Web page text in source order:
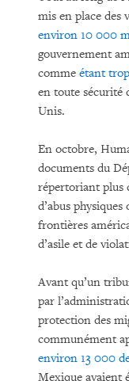
mis en place des
environ 10 000
gouvernement
comme étant
en toute sécurité
Unis.
En octobre,
documents du
répertoriant plus
d’abus
frontières
d’asile et de
Avant qu’un
par
protection des
communément
environ 13 000
Mexique avaient